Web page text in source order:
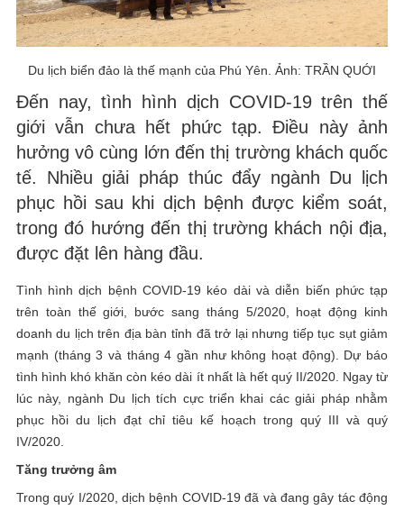
Du lịch biển đảo là thế mạnh của Phú Yên. Ảnh: TRẦN QUỚI
Đến nay, tình hình dịch COVID-19 trên thế
giới vẫn chưa hết phức tạp. Điều này ảnh
hưởng vô cùng lớn đến thị trường khách quốc
tế. Nhiều giải pháp thúc đẩy ngành Du lịch
phục hồi sau khi dịch bệnh được kiểm soát,
trong đó hướng đến thị trường khách nội địa,
được đặt lên hàng đầu.
Tình hình dịch bệnh COVID-19 kéo dài và diễn biến phức tạp
trên toàn thế giới, bước sang tháng 5/2020, hoạt động kinh
doanh du lịch trên địa bàn tỉnh đã trở lại nhưng tiếp tục sụt giảm
mạnh (tháng 3 và tháng 4 gần như không hoạt động). Dự báo
tình hình khó khăn còn kéo dài ít nhất là hết quý II/2020. Ngay từ
lúc này, ngành Du lịch tích cực triển khai các giải pháp nhằm
phục hồi du lịch đạt chỉ tiêu kế hoạch trong quý III và quý
IV/2020.
Tăng trưởng âm
Trong quý I/2020, dịch bệnh COVID-19 đã và đang gây tác động